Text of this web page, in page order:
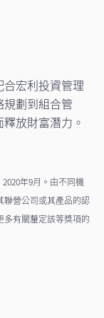
宏利投資管理
規劃到組合管
放財富潛力。
年9月。由不同機
聯營公司或其產品的認
多有關釐定該等獎項的